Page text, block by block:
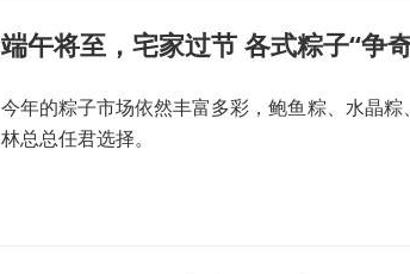
端午将至，宅家过节 各式粽子“争
今年的粽子市场依然丰富多彩，鲍鱼粽、水晶
林总总任君选择。